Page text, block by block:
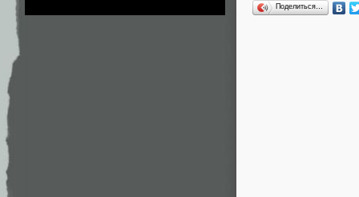
Поделиться…